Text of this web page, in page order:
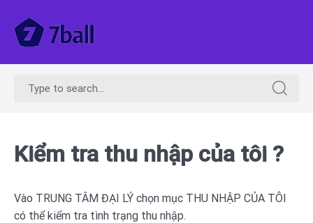
content
7BALL
Search
Search
for:
Kiểm tra thu nhập của tôi ?
Vào TRUNG TÂM ĐẠI LÝ chọn mục THU NHẬP CỦA TÔI
có thể kiểm tra tình trạng thu nhập.